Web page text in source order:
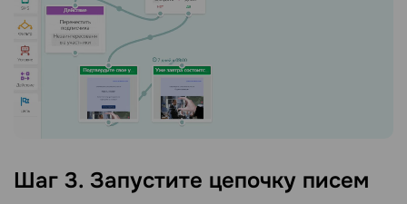
Шаг 3. Запустите цепочку писем